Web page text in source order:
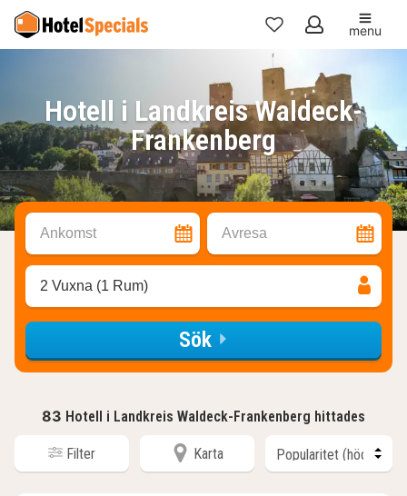
Mina
favoriter
menu
Hotell i Landkreis Waldeck-
Frankenberg
Ankomst Avresa
2 Vuxna (1 Rum)
Sök
83 Hotell i Landkreis Waldeck-Frankenberg hittades
Filter Karta